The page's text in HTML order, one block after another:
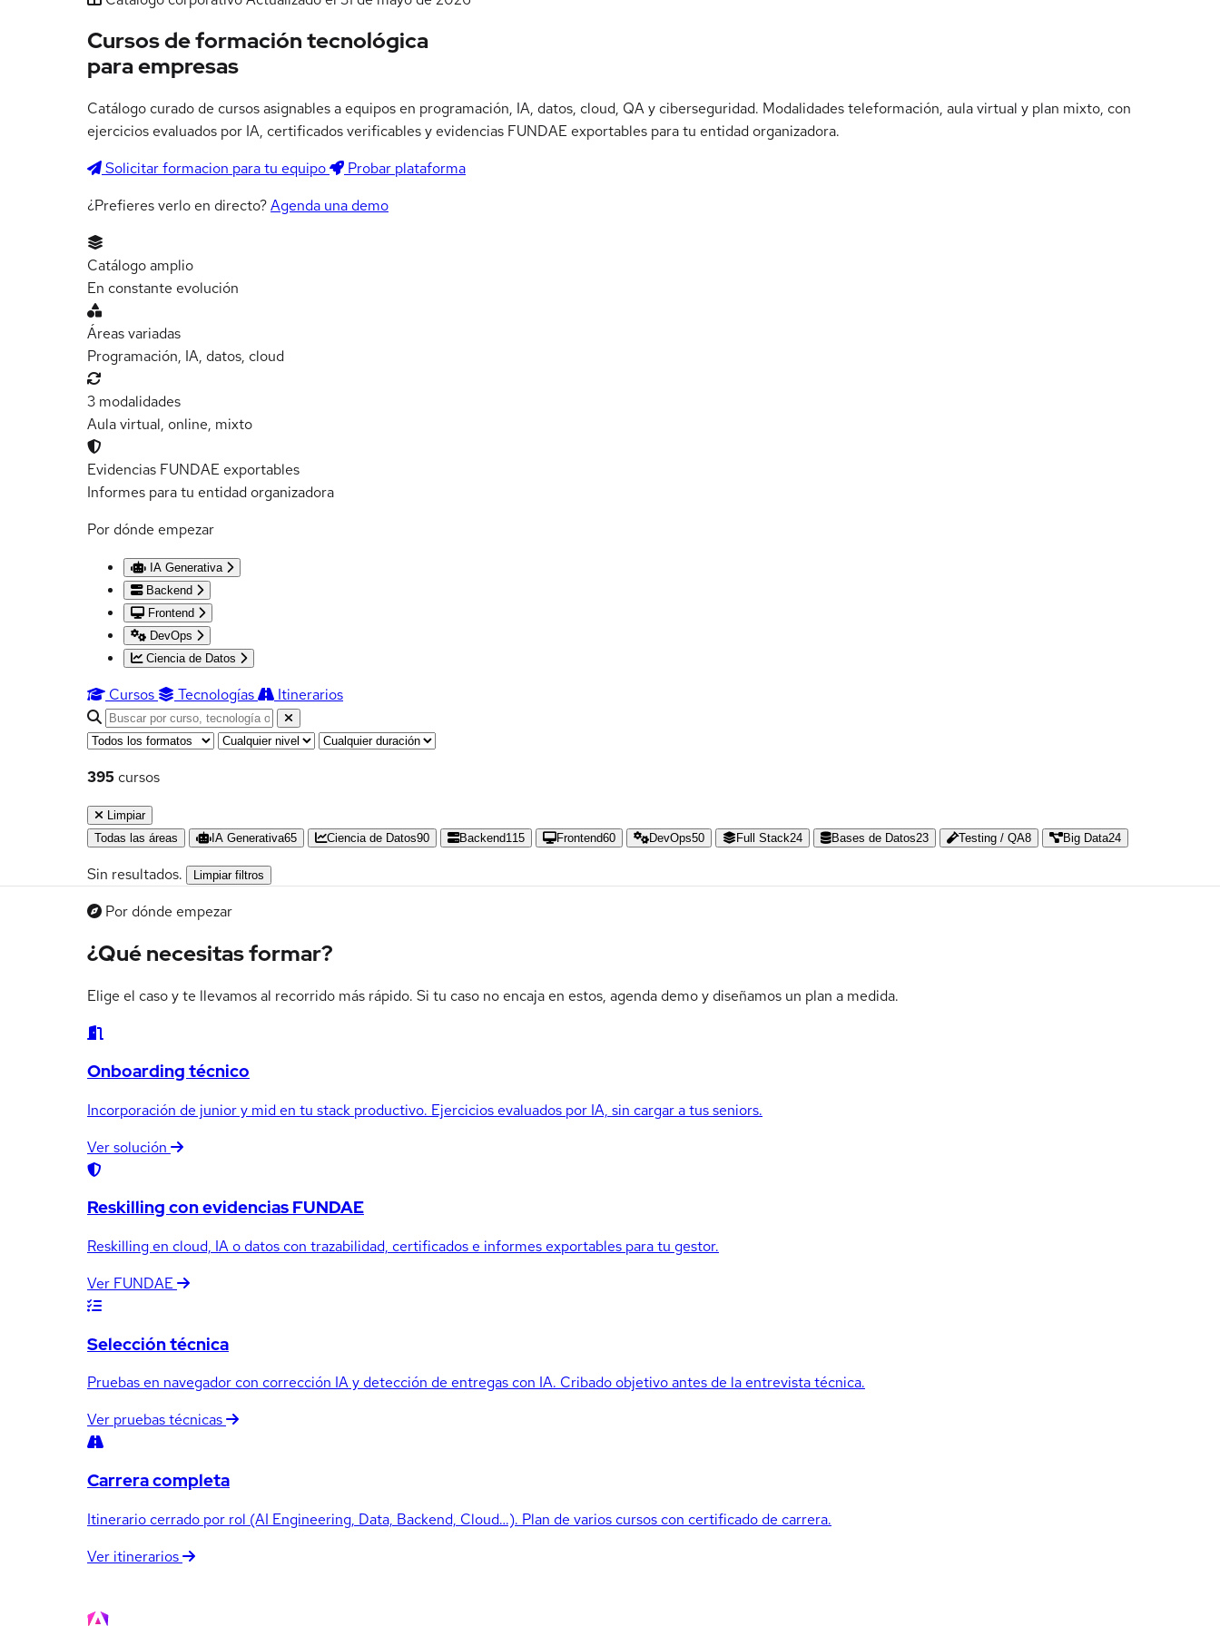
Cursos de formación tecnológica
para empresas
Catálogo curado de cursos asignables a equipos en programación, IA, datos, cloud, QA y ciberseguridad. Modalidades teleformación, aula virtual y plan mixto, con
ejercicios evaluados por IA, certificados verificables y evidencias FUNDAE exportables para tu entidad organizadora.
Solicitar formacion para tu equipo
Probar plataforma
¿Prefieres verlo en directo?Agenda una demo
Catálogo amplio
En constante evolución
Áreas variadas
Programación, IA, datos, cloud
3 modalidades
Aula virtual, online, mixto
Evidencias FUNDAE exportables
Informes para tu entidad organizadora
Por dónde empezar
IA Generativa
Backend
Frontend
DevOps
Ciencia de Datos
Cursos Tecnologías
Itinerarios
Buscar cursos
Formato
Nivel
Duración
395 cursos
Limpiar
Todas las áreas
IA Generativa65 Ciencia de Datos90 Backend115 Frontend60 DevOps50 Full Stack24 Bases de Datos23 Testing / QA8 Big Data24
Sin resultados. Limpiar filtros
Por dónde empezar
¿Qué necesitas formar?
Elige el caso y te llevamos al recorrido más rápido. Si tu caso no encaja en estos, agenda demo y diseñamos un plan a medida.
Onboarding técnico
Incorporación de junior y mid en tu stack productivo. Ejercicios evaluados por IA, sin cargar a tus seniors.
Ver solución
Reskilling con evidencias FUNDAE
Reskilling en cloud, IA o datos con trazabilidad, certificados e informes exportables para tu gestor.
Ver FUNDAE
Selección técnica
Pruebas en navegador con corrección IA y detección de entregas con IA. Cribado objetivo antes de la entrevista técnica.
Ver pruebas técnicas
Carrera completa
Itinerario cerrado por rol (AI Engineering, Data, Backend, Cloud…). Plan de varios cursos con certificado de carrera.
Ver itinerarios